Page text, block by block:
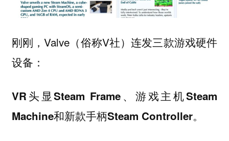
刚刚，Valve（俗称V社）连发三款游戏硬件
设备：
VR头显Steam Frame、游戏主机Steam
Machine和新款手柄Steam Controller。